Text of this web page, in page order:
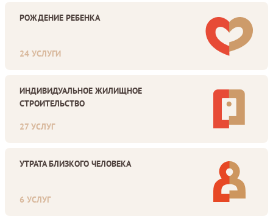
РОЖДЕНИЕ РЕБЕНКА
24 УСЛУГИ
ИНДИВИДУАЛЬНОЕ ЖИЛИЩНОЕ
СТРОИТЕЛЬСТВО
27 УСЛУГ
УТРАТА БЛИЗКОГО ЧЕЛОВЕКА
6 УСЛУГ